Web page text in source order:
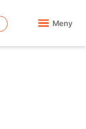
Meny